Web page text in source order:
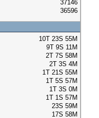
37146
36596
10T 23S 55M
9T 9S 11M
2T 7S 58M
2T 3S 4M
1T 21S 55M
1T 5S 57M
1T 3S 0M
1T 1S 57M
23S 59M
17S 58M